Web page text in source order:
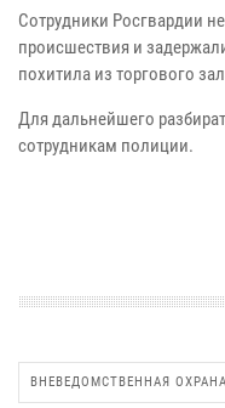
Сотрудники Росгвардии
происшествия и
похитила из торгового
Для дальнейшего
сотрудникам полиции.
ВНЕВЕДОМСТВЕННАЯ ОХРАНА